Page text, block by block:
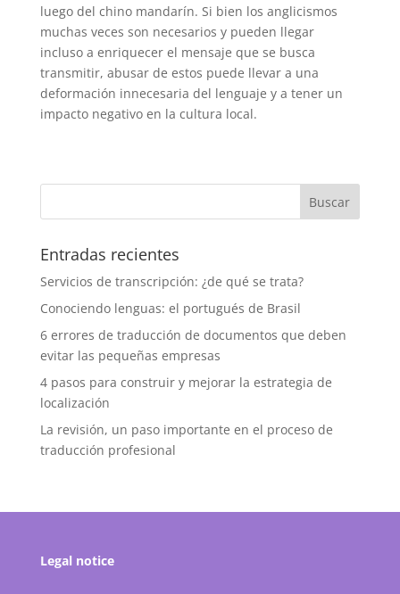
luego del chino mandarín. Si bien los anglicismos
muchas veces son necesarios y pueden llegar
incluso a enriquecer el mensaje que se busca
transmitir, abusar de estos puede llevar a una
deformación innecesaria del lenguaje y a tener un
impacto negativo en la cultura local.
Entradas recientes
Servicios de transcripción: ¿de qué se trata?
Conociendo lenguas: el portugués de Brasil
6 errores de traducción de documentos que deben
evitar las pequeñas empresas
4 pasos para construir y mejorar la estrategia de
localización
La revisión, un paso importante en el proceso de
traducción profesional
Legal notice